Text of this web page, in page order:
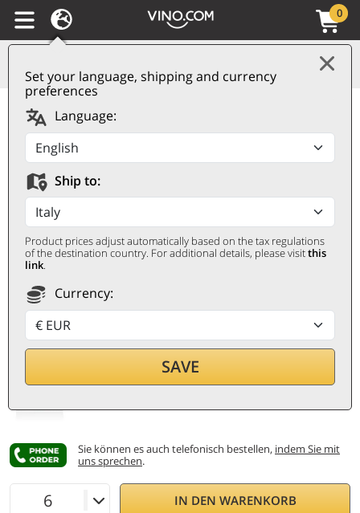
Set your language, shipping and currency
preferences
Language:
Ship to:
Product prices adjust automatically based on the tax regulations
of the destination country. For additional details, please visitthis
link.
Currency:
SAVE
0
Brunello di Montalcino
DOCG 2020 Caparzo
CAPARZO
0,75 ℓ
38€
Sie können es auch telefonisch bestellen, indem Sie mit
uns sprechen.
IN DEN WARENKORB